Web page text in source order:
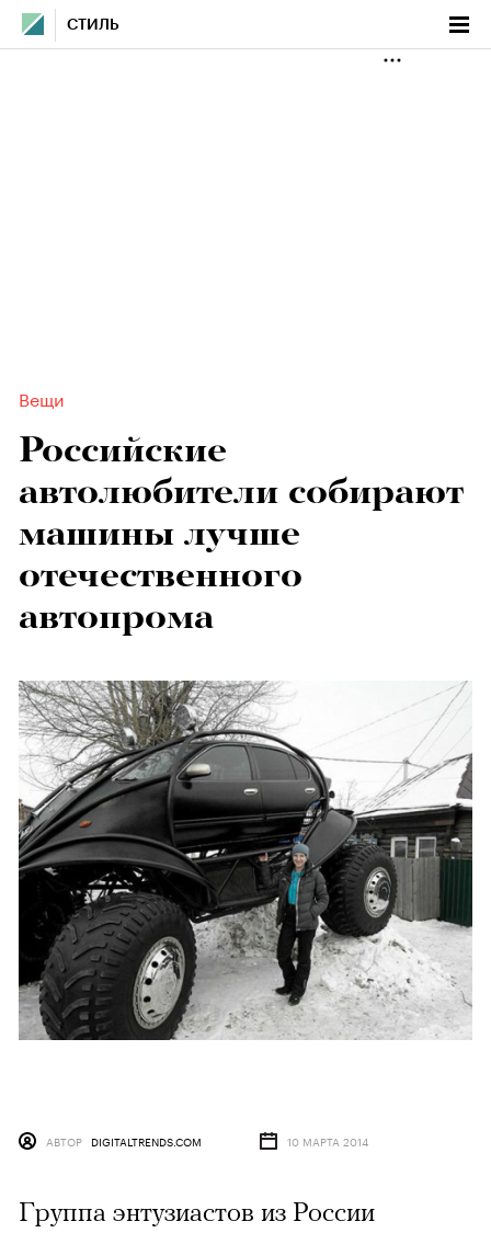
СТИЛЬ
Вещи
Российские
автолюбители собирают
машины лучше
отечественного
автопрома
АВТОР DIGITALTRENDS.COM 10 МАРТА 2014
Группа энтузиастов из России